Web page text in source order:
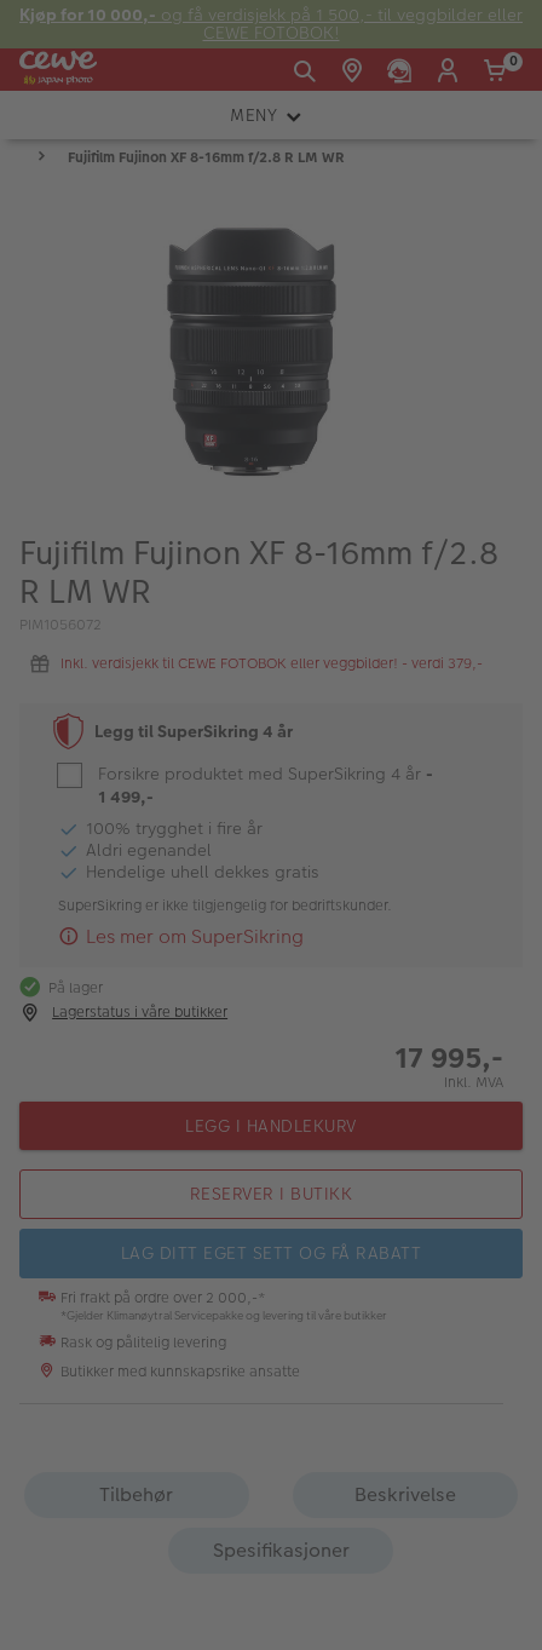
Kjøp for 10 000,- og få verdisjekk på 1 500,- til veggbilder eller
CEWE FOTOBOK!
Fre:
20:00
E-post:
kundeservice@japanphoto.no
0
MENY
KAMERA
ALBUM
Kampanjer
Merker
Bildeprodukter
Fotokurs
Inspirasjon
Butikkoversikt
Fujifilm Fujinon XF 8-16mm f/2.8 R LM WR
Fujifilm Fujinon XF 8-16mm f/2.8
R LM WR
PIM1056072
Inkl. verdisjekk til CEWE FOTOBOK eller veggbilder! - verdi 379,-
Legg til SuperSikring 4 år
Forsikre produktet med SuperSikring 4 år -
1 499,-
100% trygghet i fire år
Aldri egenandel
Hendelige uhell dekkes gratis
SuperSikring er ikke tilgjengelig for bedriftskunder.
Les mer om SuperSikring
På lager
Lagerstatus i våre butikker
17 995,-
Inkl. MVA
LEGG I HANDLEKURV
RESERVER I BUTIKK
LAG DITT EGET SETT OG FÅ RABATT
Fri frakt på ordre over 2 000,-*
*Gjelder Klimanøytral Servicepakke og levering til våre butikker
Rask og pålitelig levering
Butikker med kunnskapsrike ansatte
Tilbehør
Beskrivelse
Spesifikasjoner